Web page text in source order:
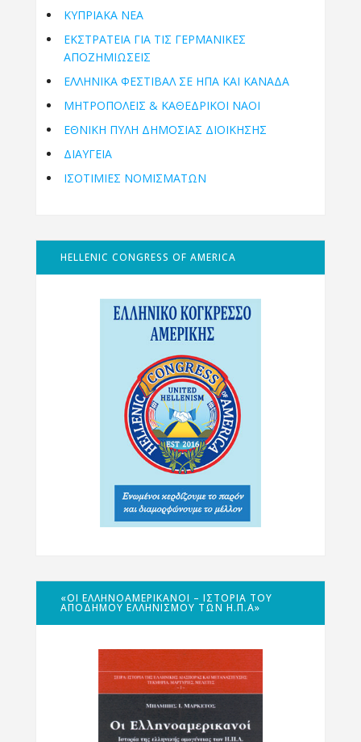
ΚΥΠΡΙΑΚΑ ΝΕΑ
ΕΚΣΤΡΑΤΕΙΑ ΓΙΑ ΤΙΣ ΓΕΡΜΑΝΙΚΕΣ
ΑΠΟΖΗΜΙΩΣΕΙΣ
ΕΛΛΗΝΙΚΆ ΦΕΣΤΙΒΆΛ ΣΕ ΗΠΑ ΚΑΙ ΚΑΝΑΔΑ
ΜΗΤΡΟΠΌΛΕΙΣ & ΚΑΘΕΔΡΙΚΟΊ ΝΑΟΊ
ΕΘΝΙΚΉ ΠΎΛΗ ΔΗΜΌΣΙΑΣ ΔΙΟΊΚΗΣΗΣ
ΔΙΑΥΓΕΙΑ
ΙΣΟΤΙΜΙΕΣ ΝΟΜΙΣΜΑΤΩΝ
HELLENIC CONGRESS OF AMERICA
«ΟΙ ΕΛΛΗΝΟΑΜΕΡΙΚΑΝΟΊ – ΙΣΤΟΡΊΑ ΤΟΥ
ΑΠΌΔΗΜΟΥ ΕΛΛΗΝΙΣΜΟΎ ΤΩΝ Η.Π.Α»